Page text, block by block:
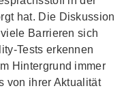
hat. Die Diskussion
Barrieren sich
Tests erkennen
Hintergrund immer
von ihrer Aktualität